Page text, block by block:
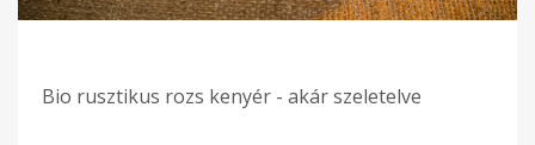
Bio rusztikus rozs kenyér - akár szeletelve